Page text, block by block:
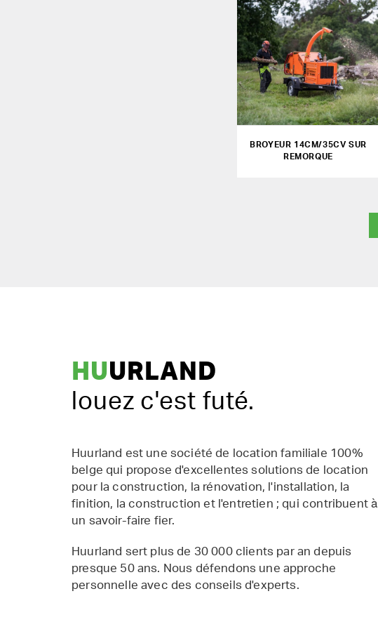
BROYEUR 14CM/35CV SUR
REMORQUE
HUURLAND
louez c'est futé.
Huurland est une société de location familiale 100%
belge qui propose d'excellentes solutions de location
pour la construction, la rénovation, l'installation, la
finition, la construction et l'entretien ; qui contribuent à
un savoir-faire fier.
Huurland sert plus de 30 000 clients par an depuis
presque 50 ans. Nous défendons une approche
personnelle avec des conseils d'experts.